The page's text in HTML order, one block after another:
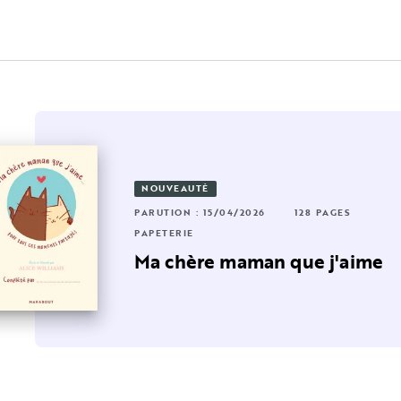
PAGES
toi
: 31/01/2024
96 PAGES
que j'aime chez toi ma
d'amour
NOUVEAUTÉ
PARUTION : 15/04/2026
128 PAGES
PAPETERIE
Ma chère maman que j'aime